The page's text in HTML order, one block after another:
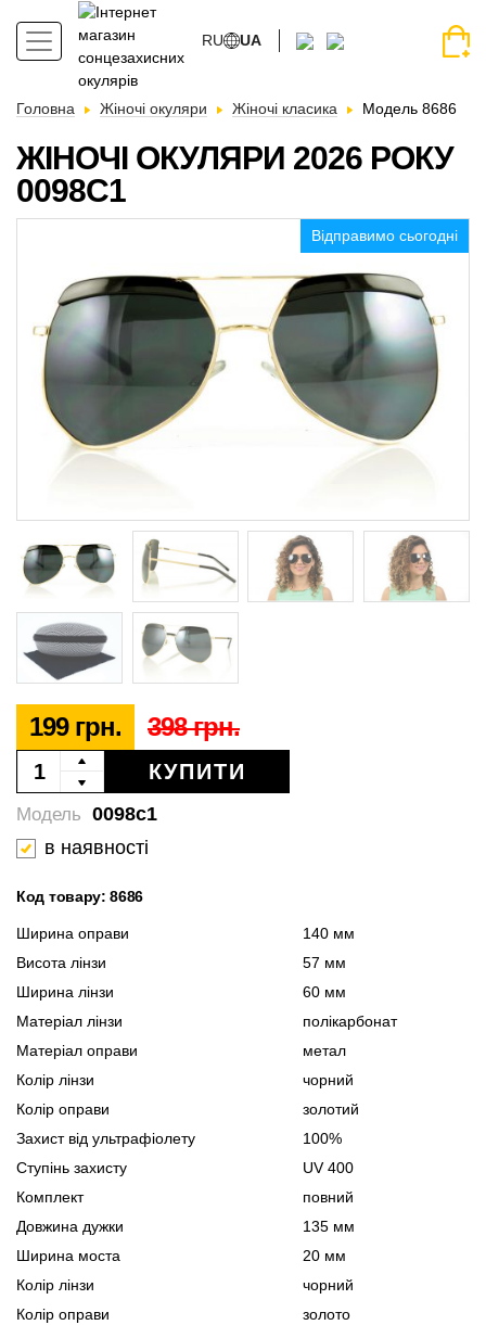
RU UA
Головна Жіночі окуляри Жіночі класика Модель 8686
ЖІНОЧІ ОКУЛЯРИ 2026 РОКУ
0098C1
Відправимо сьогодні
199 грн. 398 грн.
КУПИТИ
0098c1
Модель
в наявності
Код товару: 8686
Ширина оправи
140 мм
Висота лінзи
57 мм
Ширина лінзи
60 мм
Матеріал лінзи
полікарбонат
Матеріал оправи
метал
Колір лінзи
чорний
Колір оправи
золотий
Захист від ультрафіолету
100%
Ступінь захисту
UV 400
Комплект
повний
Довжина дужки
135 мм
Ширина моста
20 мм
Колір лінзи
чорний
Колір оправи
золото